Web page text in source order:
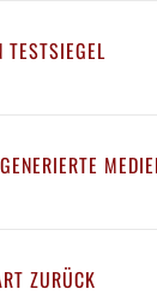
TESTSIEGEL
ZURÜCK